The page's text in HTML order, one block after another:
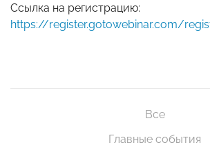
Ссылка на регистрацию:
https://register.gotowebinar.com/
Все
Главные события